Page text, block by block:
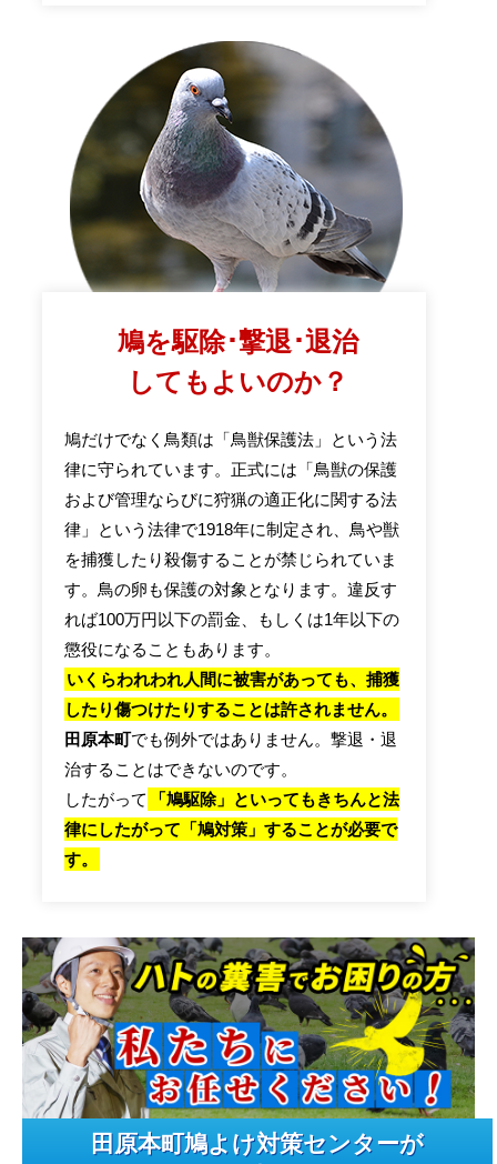
鳩を駆除･撃退･退治
してもよいのか？
鳩だけでなく鳥類は「鳥獣保護法」という法
律に守られています。正式には「鳥獣の保護
および管理ならびに狩猟の適正化に関する法
律」という法律で1918年に制定され、鳥や獣
を捕獲したり殺傷することが禁じられていま
す。鳥の卵も保護の対象となります。違反す
れば100万円以下の罰金、もしくは1年以下の
懲役になることもあります。
いくらわれわれ人間に被害があっても、捕獲
したり傷つけたりすることは許されません。
田原本町でも例外ではありません。撃退・退
治することはできないのです。
したがって
「鳩駆除」といってもきちんと法
律にしたがって「鳩対策」することが必要で
す。
田原本町鳩よけ対策センターが